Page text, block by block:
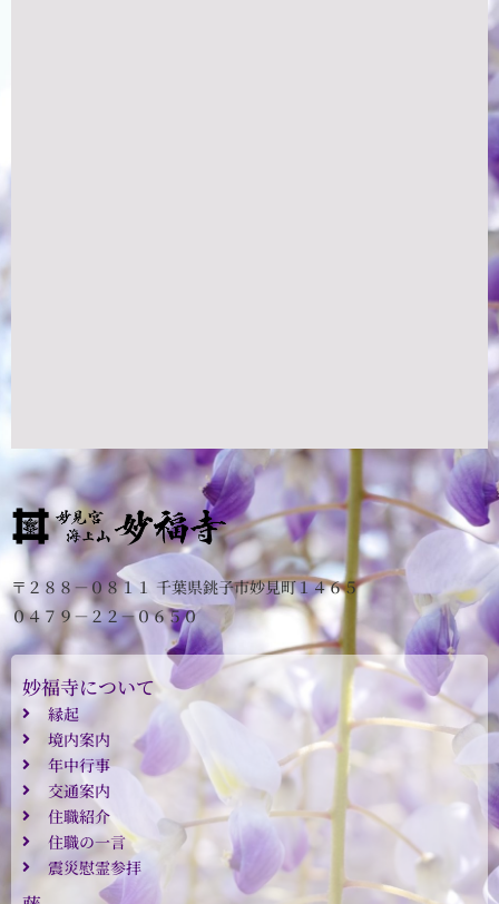
〒２８８－０８１１ 千葉県銚子市妙見町１４６５
０４７９－２２－０６５０
妙福寺について
縁起
境内案内
年中行事
交通案内
住職紹介
住職の一言
震災慰霊参拝